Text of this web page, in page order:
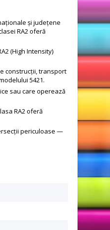
și județene
RA2 oferă
(High Intensity)
construcții, transport
5421.
sau care operează
RA2 oferă
periculoase —